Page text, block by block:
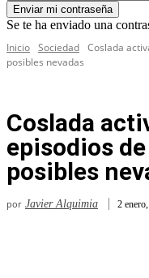
Se te ha enviado una
Inicio Sociedad Coslada
posibles nevadas
Coslada
episodios
posibles
por Javier Alquimia 2